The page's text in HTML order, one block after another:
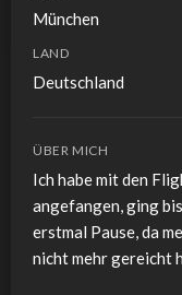
München
LAND
Deutschland
ÜBER MICH
Ich habe mit den
angefangen, ging
erstmal Pause, da
nicht mehr gereicht